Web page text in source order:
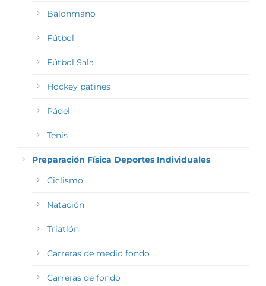
Balonmano
Fútbol
Fútbol Sala
Hockey patines
Pádel
Tenis
Preparación Física Deportes Individuales
Ciclismo
Natación
Triatlón
Carreras de medio fondo
Carreras de fondo